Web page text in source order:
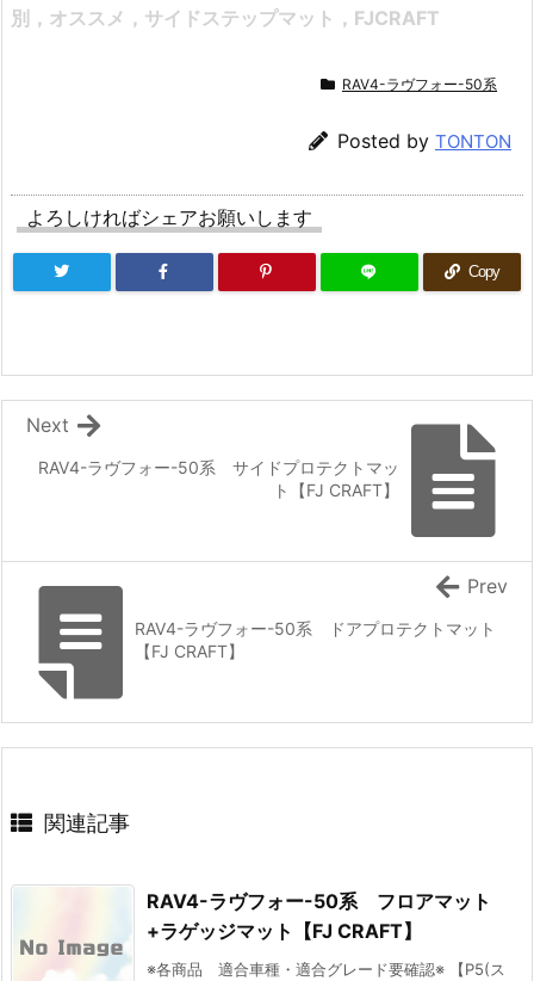
別，オススメ ，サイドステップマット，FJCRAFT
RAV4-ラヴフォー-50系
Posted by TONTON
よろしければシェアお願いします
Copy
RAV4-ラヴフォー-50系 サイドプロテクトマッ
ト【FJ CRAFT】
Next
RAV4-ラヴフォー-50系 ドアプロテクトマット
【FJ CRAFT】
Prev
関連記事
RAV4-ラヴフォー-50系 フロアマット
+ラゲッジマット【FJ CRAFT】
※各商品 適合車種・適合グレード要確認※ 【P5(ス